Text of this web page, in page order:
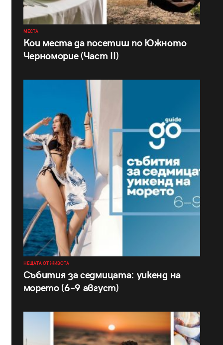
МЕСТА
Кои места да посетиш по Южното
Черноморие (Част II)
НЕЩАТА ОТ ЖИВОТА
Събития за седмицата: уикенд на
морето (6–9 август)